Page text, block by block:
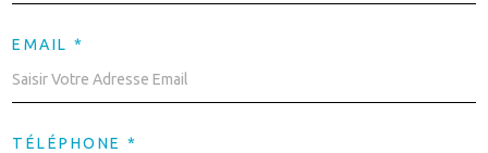
EMAIL *
TÉLÉPHONE *